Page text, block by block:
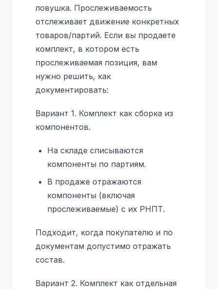
ловушка. Прослеживаемость
отслеживает движение конкретных
товаров/партий. Если вы продаете
комплект, в котором есть
прослеживаемая позиция, вам
нужно решить, как
документировать:
Вариант 1. Комплект как сборка из
компонентов.
На складе списываются
компоненты по партиям.
В продаже отражаются
компоненты (включая
прослеживаемые) с их РНПТ.
Подходит, когда покупателю и по
документам допустимо отражать
состав.
Вариант 2. Комплект как отдельная